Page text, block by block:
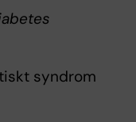
syndrom